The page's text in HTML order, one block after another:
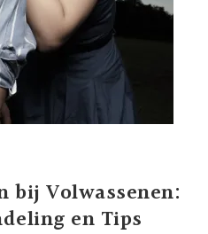
bij Volwassenen:
en Tips